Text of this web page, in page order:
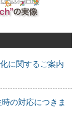
に関するご案内
の対応につきま